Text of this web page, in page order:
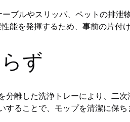
ブルやスリッパ、ペットの排泄
を発揮するため、事前の片付け
ず
離した洗浄トレーにより、二
ることで、モップを清潔に保ち